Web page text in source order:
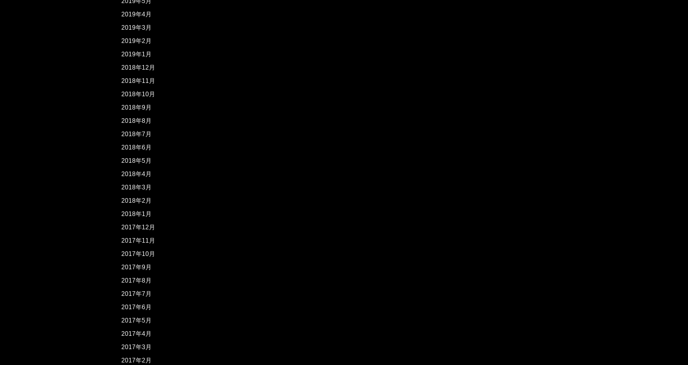
2019年4月
2019年3月
2019年2月
2019年1月
2018年12月
2018年11月
2018年10月
2018年9月
2018年8月
2018年7月
2018年6月
2018年5月
2018年4月
2018年3月
2018年2月
2018年1月
2017年12月
2017年11月
2017年10月
2017年9月
2017年8月
2017年7月
2017年6月
2017年5月
2017年4月
2017年3月
2017年2月